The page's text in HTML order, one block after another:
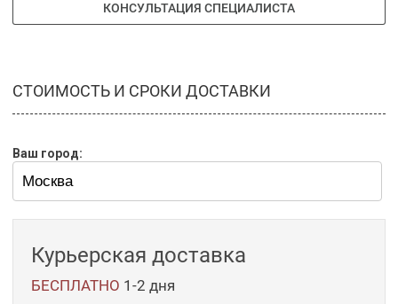
КОНСУЛЬТАЦИЯ СПЕЦИАЛИСТА
СТОИМОСТЬ И СРОКИ ДОСТАВКИ
Ваш город:
Курьерская доставка
БЕСПЛАТНО 1-2 дня